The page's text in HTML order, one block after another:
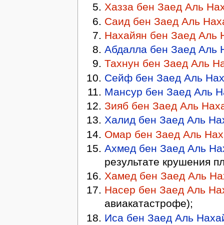
Хазза бен Заед Аль
Саид бен Заед Аль
Нахайян бен Заед Аль
Абдалла бен Заед Аль
Тахнун бен Заед Аль
Сейф бен Заед Аль
Мансур бен Заед Аль
Зияб бен Заед Аль
Халид бен Заед Аль
Омар бен Заед Аль
Ахмед бен Заед Аль
результате крушения
Хамед бен Заед Аль
Насер бен Заед Аль
авиакатастрофе);
Иса бен Заед Аль